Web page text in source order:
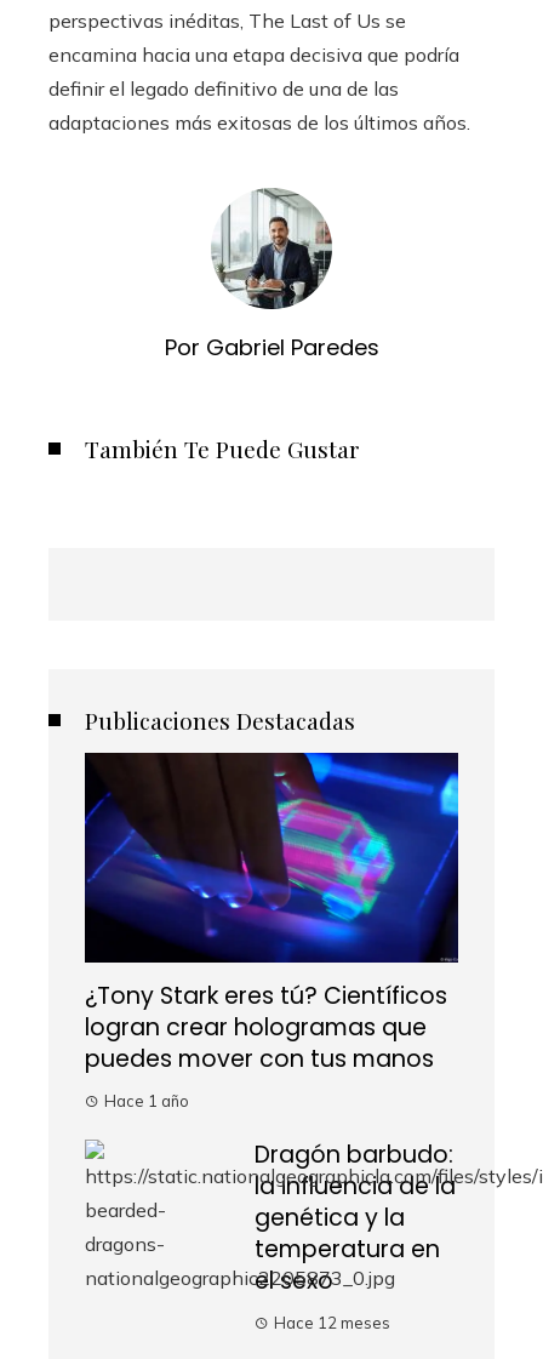
perspectivas inéditas, The Last of Us se
encamina hacia una etapa decisiva que podría
definir el legado definitivo de una de las
adaptaciones más exitosas de los últimos años.
Por Gabriel Paredes
También Te Puede Gustar
Publicaciones Destacadas
¿Tony Stark eres tú? Científicos
logran crear hologramas que
puedes mover con tus manos
Hace 1 año
Dragón barbudo:
la influencia de la
genética y la
temperatura en
el sexo
Hace 12 meses